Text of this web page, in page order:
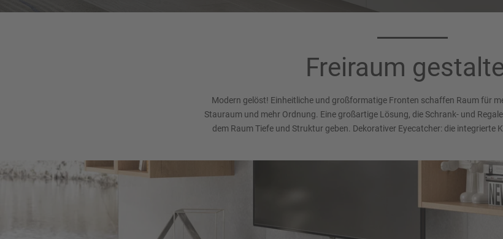
Freiraum
Modern gelöst! Einheitliche und großformatige Fronten schaffen Raum für
Stauraum und mehr Ordnung. Eine großartige Lösung, die Schrank- und
dem Raum Tiefe und Struktur geben. Dekorativer Eyecatcher: die integrierte